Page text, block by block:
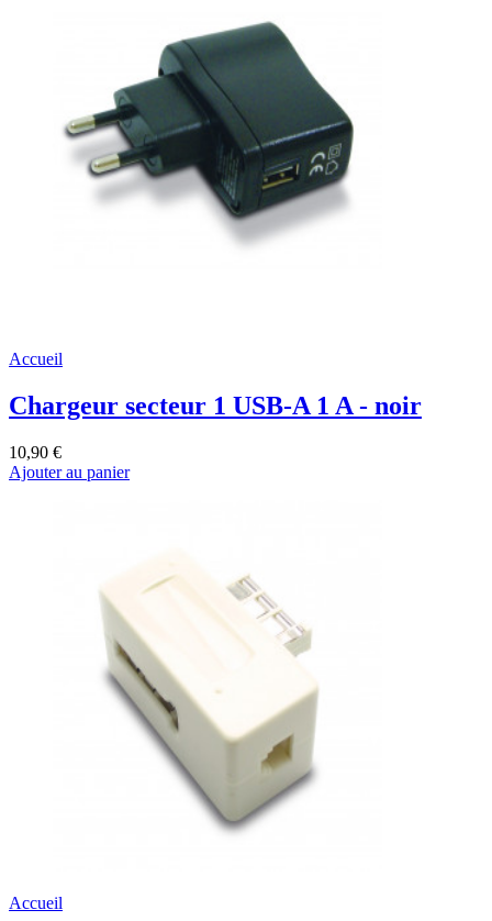
Accueil
Chargeur secteur 1 USB-A 1 A - noir
10,90 €
Ajouter au panier
Accueil